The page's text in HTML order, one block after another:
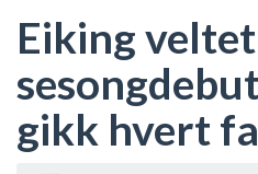
Eiking
gikk hvert